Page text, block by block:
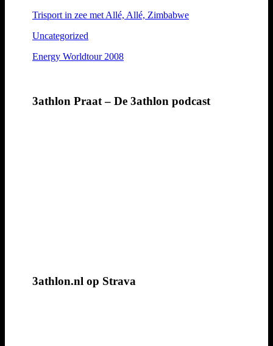
Trisport in zee met Allé, Allé, Zimbabwe
Uncategorized
Energy Worldtour 2008
3athlon Praat – De 3athlon podcast
3athlon.nl op Strava